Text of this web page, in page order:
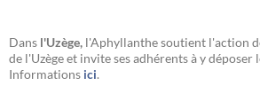
Dans l'Uzège, l'Aphyllanthe soutient l'action
de l'Uzège et invite ses adhérents à y déposer
Informations ici.